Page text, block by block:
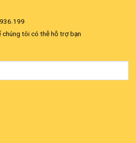
chúng tôi có thễ hỗ trợ bạn